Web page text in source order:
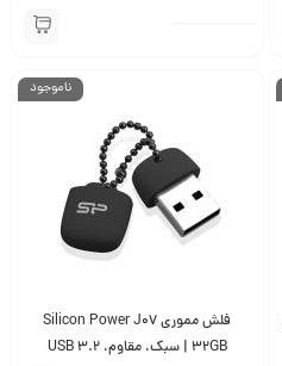
ناموجود
فلش مموری Silicon Power J07
32GB | سبک، مقاوم، USB 3.2